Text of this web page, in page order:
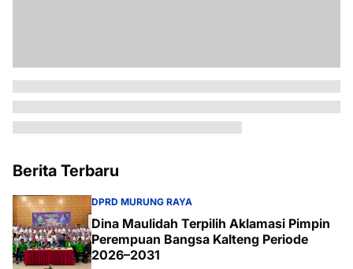
Berita Terbaru
DPRD MURUNG RAYA
Dina Maulidah Terpilih Aklamasi Pimpin
Perempuan Bangsa Kalteng Periode
2026–2031